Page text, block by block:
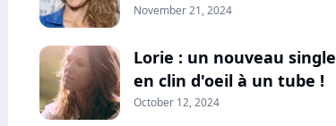
November 21, 2024
Lorie : un nouveau single
en clin d'oeil à un tube !
October 12, 2024